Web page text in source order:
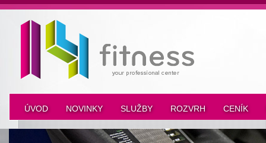
ÚVOD NOVINKY SLUŽBY ROZVRH CENÍK